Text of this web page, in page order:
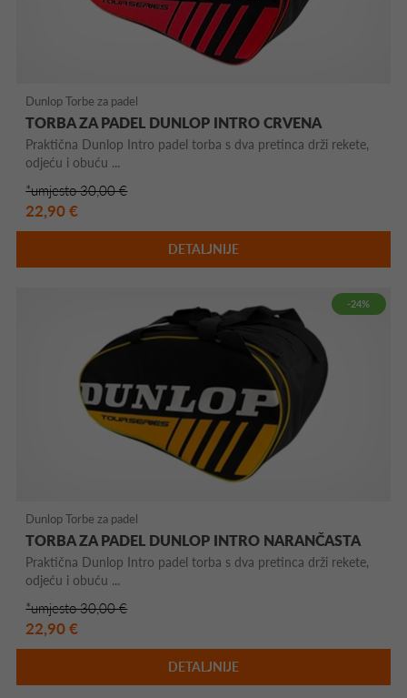
Dunlop Torbe za padel
TORBA ZA PADEL DUNLOP INTRO CRVENA
Praktična Dunlop Intro padel torba s dva pretinca drži rekete,
odjeću i obuću ...
*umjesto 30,00 €
22,90 €
DETALJNIJE
-24%
Dunlop Torbe za padel
TORBA ZA PADEL DUNLOP INTRO NARANČASTA
Praktična Dunlop Intro padel torba s dva pretinca drži rekete,
odjeću i obuću ...
*umjesto 30,00 €
22,90 €
DETALJNIJE